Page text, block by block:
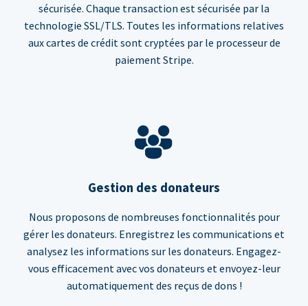
sécurisée. Chaque transaction est sécurisée par la
technologie SSL/TLS. Toutes les informations relatives
aux cartes de crédit sont cryptées par le processeur de
paiement Stripe.
Gestion des donateurs
Nous proposons de nombreuses fonctionnalités pour
gérer les donateurs. Enregistrez les communications et
analysez les informations sur les donateurs. Engagez-
vous efficacement avec vos donateurs et envoyez-leur
automatiquement des reçus de dons !